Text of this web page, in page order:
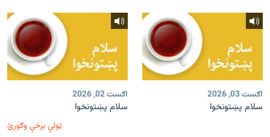
اګست 03, 2026
سلام پښتونخوا
اګست 02, 2026
سلام پښتونخوا
ټولې برخې وګورئ